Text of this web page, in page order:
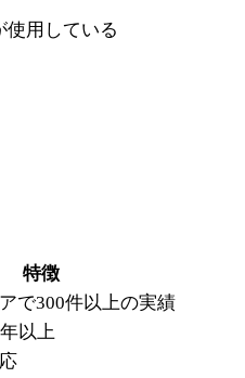
使用している
特徴
で300件以上の実績
以上